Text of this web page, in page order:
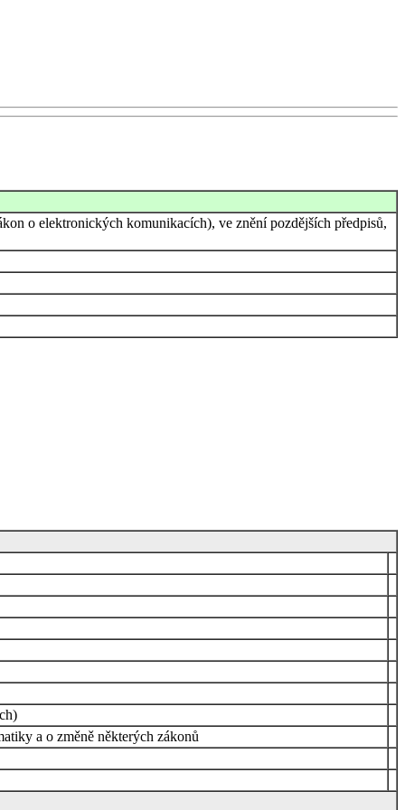
o elektronických komunikacích), ve znění pozdějších předpisů,
a o změně některých zákonů